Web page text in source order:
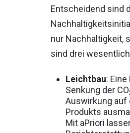
Entscheidend sind
nur Nachhaltigkeit,
sind drei
Leichtbau:
Senkung der CO
Auswirkung auf
Produkts
Mit aPriori